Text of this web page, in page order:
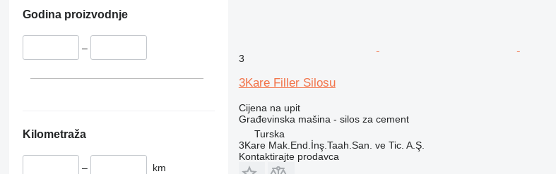
349
390
420
Godina proizvodnje
–
Kilometraža
– km
3
3Kare Filler Silosu
Cijena na upit
Građevinska mašina - silos za cement
Turska
3Kare Mak.End.İnş.Taah.San. ve Tic. A.Ş.
Kontaktirajte prodavca